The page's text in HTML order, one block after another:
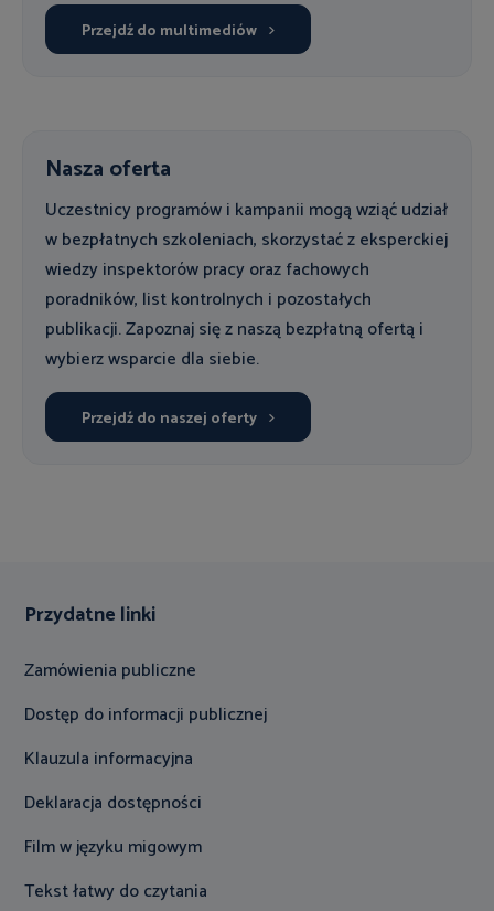
Przejdź do multimediów
Nasza oferta
Uczestnicy programów i kampanii mogą wziąć udział
w bezpłatnych szkoleniach, skorzystać z eksperckiej
wiedzy inspektorów pracy oraz fachowych
poradników, list kontrolnych i pozostałych
publikacji. Zapoznaj się z naszą bezpłatną ofertą i
wybierz wsparcie dla siebie.
Przejdź do naszej oferty
Przydatne linki
Zamówienia publiczne
Dostęp do informacji publicznej
Klauzula informacyjna
Deklaracja dostępności
Film w języku migowym
Tekst łatwy do czytania